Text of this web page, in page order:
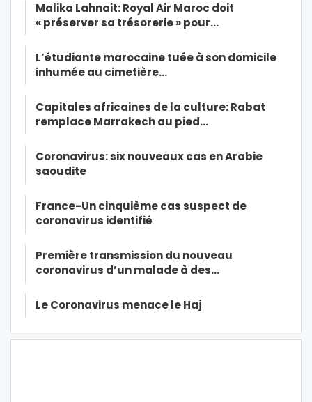
Malika Lahnait: Royal Air Maroc doit
« préserver sa trésorerie » pour…
L’étudiante marocaine tuée à son domicile
inhumée au cimetière…
Capitales africaines de la culture: Rabat
remplace Marrakech au pied…
Coronavirus: six nouveaux cas en Arabie
saoudite
France-Un cinquième cas suspect de
coronavirus identifié
Première transmission du nouveau
coronavirus d’un malade à des…
Le Coronavirus menace le Haj